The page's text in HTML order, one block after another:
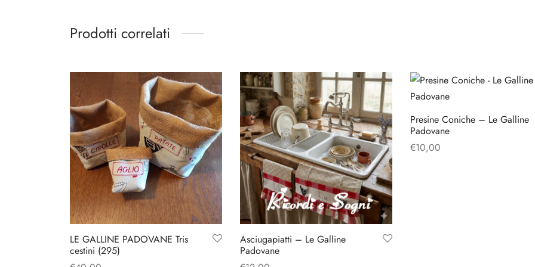
Prodotti correlati
LE GALLINE PADOVANE Tris
cestini (295)
Asciugapiatti – Le Galline
Padovane
Presine Coniche – Le Galline
Padovane
€10,00